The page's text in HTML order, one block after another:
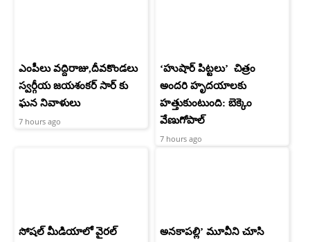
ఎంపీలు వద్దిరాజు,దీవకొండలు
స్వర్గీయ జయశంకర్ సార్ కు
ఘన నివాళులు
7 hours ago
‘హుషార్‌ పిట్టలు’ చిత్రం
అందరి హృదయాలకు
హత్తుకుంటుంది: బెక్కెం
వేణుగోపాల్‌
7 hours ago
సోషల్ మీడియాలో వైరల్
అనకాపల్లి’ మూవీని చూసి